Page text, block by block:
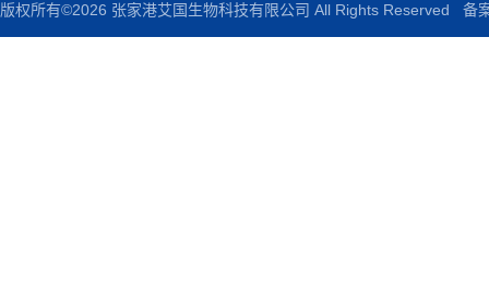
版权所有©2026 张家港艾国生物科技有限公司 All Rights Reserved 备